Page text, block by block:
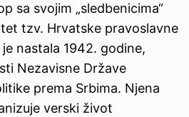
sa svojim „sledbenicima“
tzv. Hrvatske pravoslavne
nastala 1942. godine,
Nezavisne Države
prema Srbima. Njena
verski život